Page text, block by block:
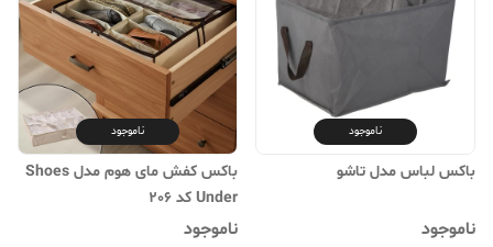
ناموجود
باکس لباس مدل تاشو
ناموجود
ناموجود
باکس کفش مای هوم مدل Shoes
Under کد 206
ناموجود